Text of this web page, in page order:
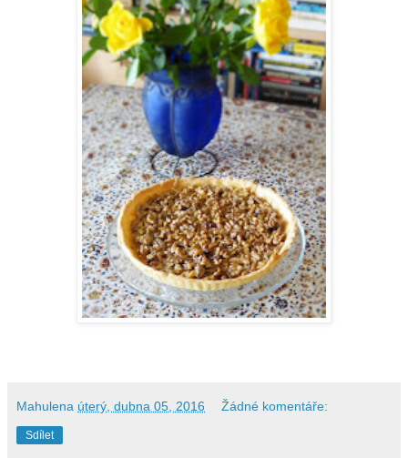
Mahulena úterý, dubna 05, 2016 Žádné komentáře:
Sdílet